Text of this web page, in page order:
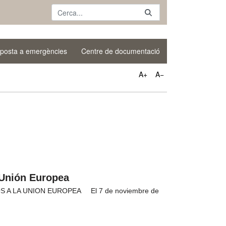
a emergències Centre de documentació
A+ A−
Europea
A LA UNION EUROPEA El 7 de noviembre de